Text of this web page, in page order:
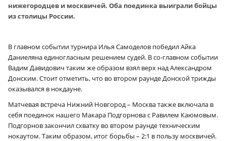
нижегородцев и москвичей. Оба поединка выиграли бойцы
из столицы России.
В главном событии турнира Илья Самоделов победил Айка
Даниеляна единогласным решением судей. В со-главном событии
Вадим Давидович таким же образом взял верх над Александром
Донским. Стоит отметить, что во втором раунде Донской трижды
оказывался в нокдауне.
Матчевая встреча Нижний Новгород – Москва также включала в
себя поединок нашего Макара Подгорнова с Равилем Каюмовым.
Подгорнов закончил схватку во втором раунде техническим
нокаутом. Таким образом, итог борьбы – 2:1 в пользу москвичей.